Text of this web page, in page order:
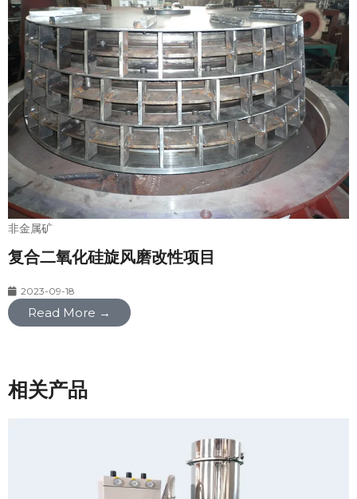
非金属矿
复合二氧化硅旋风磨改性项目
2023-09-18
Read More →
相关产品